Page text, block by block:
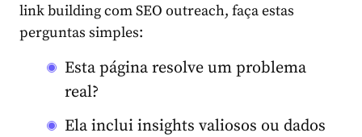
link building com SEO outreach, faça estas
perguntas simples:
Esta página resolve um problema
real?
Ela inclui insights valiosos ou dados